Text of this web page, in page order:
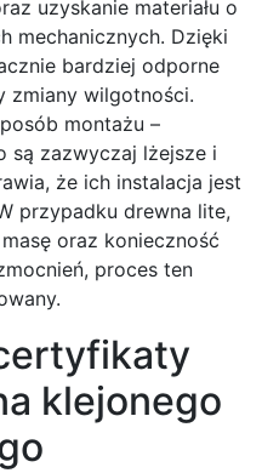
uzyskanie materiału o
mechanicznych. Dzięki
bardziej odporne
zmiany wilgotności.
montażu –
są zazwyczaj lżejsze i
że ich instalacja jest
przypadku drewna lite,
oraz konieczność
proces ten
klejonego